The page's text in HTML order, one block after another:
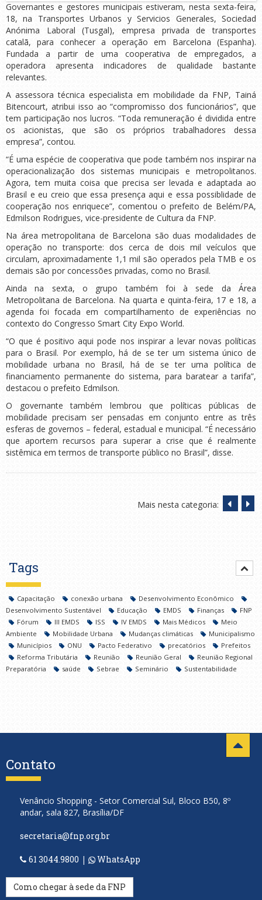
Governantes e gestores municipais estiveram, nesta sexta-feira,
18, na Transportes Urbanos y Servicios Generales, Sociedad
Anónima Laboral (Tusgal), empresa privada de transportes
catalã, para conhecer a operação em Barcelona (Espanha).
Fundada a partir de uma cooperativa de empregados, a
operadora apresenta indicadores de qualidade bastante
relevantes.
A assessora técnica especialista em mobilidade da FNP, Tainá
Bitencourt, atribui isso ao “compromisso dos funcionários”, que
tem participação nos lucros. “Toda remuneração é dividida entre
os acionistas, que são os próprios trabalhadores dessa
empresa”, contou.
“É uma espécie de cooperativa que pode também nos inspirar na
operacionalização dos sistemas municipais e metropolitanos.
Agora, tem muita coisa que precisa ser levada e adaptada ao
Brasil e eu creio que essa presença aqui e essa possiblidade de
cooperação nos enriquece”, comentou o prefeito de Belém/PA,
Edmilson Rodrigues, vice-presidente de Cultura da FNP.
Na área metropolitana de Barcelona são duas modalidades de
operação no transporte: dos cerca de dois mil veículos que
circulam, aproximadamente 1,1 mil são operados pela TMB e os
demais são por concessões privadas, como no Brasil.
Ainda na sexta, o grupo também foi à sede da Área
Metropolitana de Barcelona. Na quarta e quinta-feira, 17 e 18, a
agenda foi focada em compartilhamento de experiências no
contexto do Congresso Smart City Expo World.
“O que é positivo aqui pode nos inspirar a levar novas políticas
para o Brasil. Por exemplo, há de se ter um sistema único de
mobilidade urbana no Brasil, há de se ter uma política de
financiamento permanente do sistema, para baratear a tarifa”,
destacou o prefeito Edmilson.
O governante também lembrou que políticas públicas de
mobilidade precisam ser pensadas em conjunto entre as três
esferas de governos – federal, estadual e municipal. “É necessário
que aportem recursos para superar a crise que é realmente
sistêmica em termos de transporte público no Brasil”, disse.
Mais nesta categoria:
Tags
Capacitação conexão urbana
Desenvolvimento Econômico
Desenvolvimento Sustentável
Educação EMDS Finanças
FNP
Fórum
III EMDS ISS IV EMDS Mais Médicos
Meio
Ambiente
Mobilidade Urbana Mudanças climáticas
Municipalismo
Municípios
ONU Pacto Federativo precatórios
Prefeitos
Reforma Tributária
Reunião Reunião Geral
Reunião Regional
Preparatória
saúde Sebrae Seminário Sustentabilidade
Contato
Venâncio Shopping - Setor Comercial Sul, Bloco B50, 8º
andar, sala 827, Brasília/DF
secretaria@fnp.org.br
61 3044.9800 | WhatsApp
Como chegar à sede da FNP